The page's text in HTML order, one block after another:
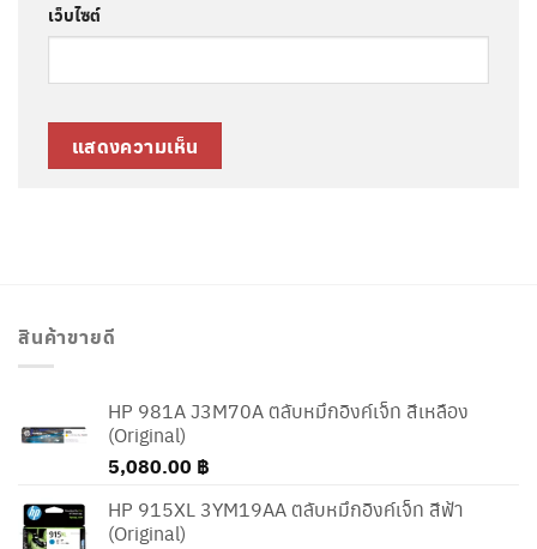
เว็บไซต์
สินค้าขายดี
HP 981A J3M70A ตลับหมึกอิงค์เจ็ท สีเหลือง
(Original)
5,080.00 ฿
HP 915XL 3YM19AA ตลับหมึกอิงค์เจ็ท สีฟ้า
(Original)